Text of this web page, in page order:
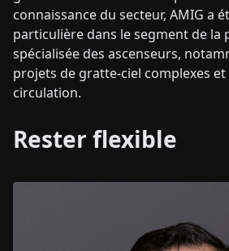
connaissance du secteur, AMIG a
particulière dans le segment de la
spécialisée des ascenseurs,
projets de gratte-ciel complexes et
circulation.
Rester flexible